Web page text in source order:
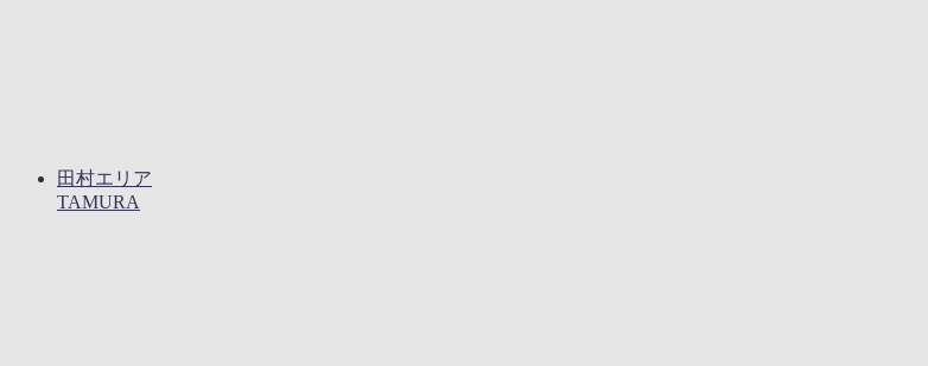
田村エリア
TAMURA